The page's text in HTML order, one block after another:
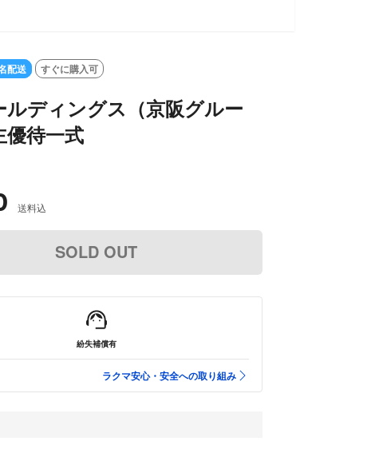
配送 すぐに購入可
ルディングス（京阪グルー
優待一式
送料込
SOLD OUT
紛失補償有
ラクマ安心・安全への取り組み